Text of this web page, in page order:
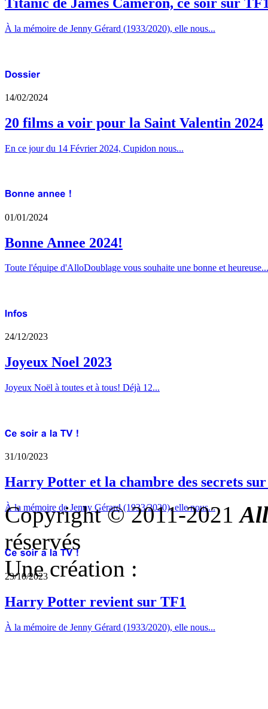
Titanic de James Cameron, ce soir sur
À la mémoire de Jenny Gérard (1933/2020), elle nous...
14/02/2024
20 films a voir pour la Saint Valentin 2024
En ce jour du 14 Février 2024, Cupidon nous...
01/01/2024
Bonne Annee 2024!
Toute l'équipe d'AlloDoublage vous souhaite une bonne et heureuse...
24/12/2023
Joyeux Noel 2023
Joyeux Noël à toutes et à tous! Déjà 12...
31/10/2023
Harry Potter et la chambre des secrets
À la mémoire de Jenny Gérard (1933/2020), elle nous...
23/10/2023
Harry Potter revient sur TF1
À la mémoire de Jenny Gérard (1933/2020), elle nous...
Copyright © 2011-2021
réservés
Une création :